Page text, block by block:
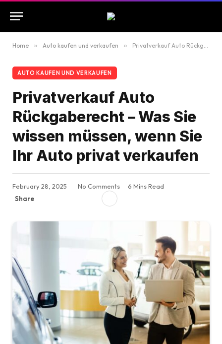
Home » Auto kaufen und verkaufen » Privatverkauf Auto Rückgaberecht – Was Sie wissen müssen, wenn Sie Ihr Auto privat verkaufen
AUTO KAUFEN UND VERKAUFEN
Privatverkauf Auto
Rückgaberecht – Was Sie
wissen müssen, wenn Sie
Ihr Auto privat verkaufen
February 28, 2025 No Comments
6 Mins Read
Share